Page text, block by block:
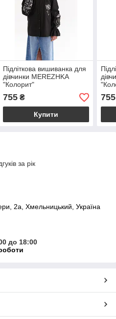
Підліткова вишиванка для
дівчинки MEREZHKA
"Колорит"
755₴
Купити
755
за рік
2a, Хмельницький, Україна
до 18:00